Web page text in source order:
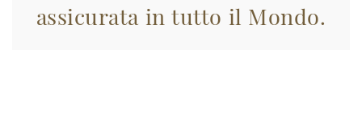
assicurata in tutto il Mondo.